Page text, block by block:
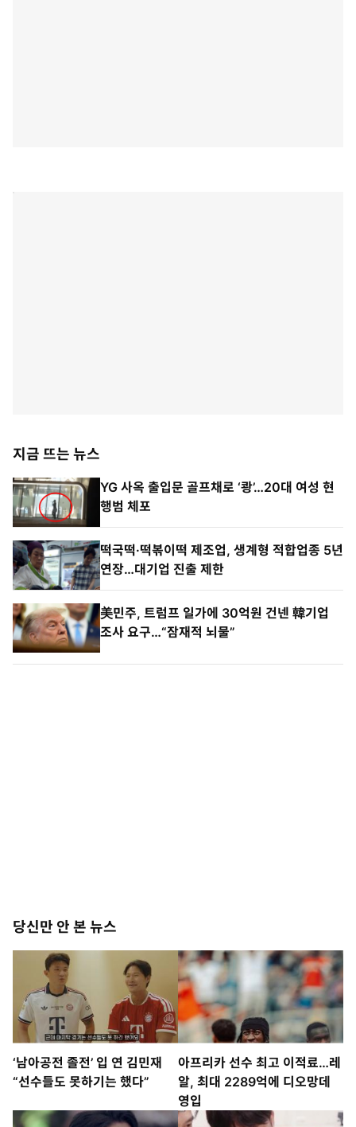
지금 뜨는 뉴스
YG 사옥 출입문 골프채로 ‘쾅’…20대 여성 현
행범 체포
떡국떡·떡볶이떡 제조업, 생계형 적합업종 5년
연장…대기업 진출 제한
美민주, 트럼프 일가에 30억원 건넨 韓기업
조사 요구…“잠재적 뇌물”
당신만 안 본 뉴스
‘남아공전 졸전’ 입 연 김민재
“선수들도 못하기는 했다”
아프리카 선수 최고 이적료…레
알, 최대 2289억에 디오망데
영입